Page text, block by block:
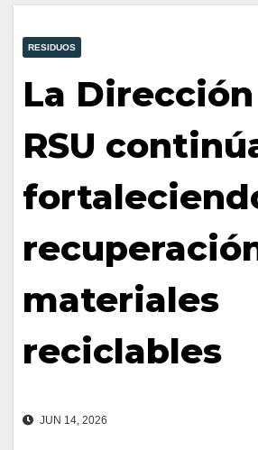
RESIDUOS
La
RSU
materiales
reciclables
JUN 14, 2026